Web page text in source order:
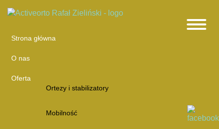
Strona główna
O nas
Oferta
Ortezy i stabilizatory
Mobilność